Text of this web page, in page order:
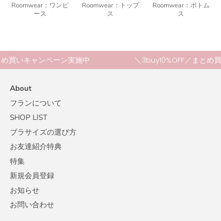
Roomwear：ワンピ
ース
Roomwear：トップ
ス
Roomwear：ボトム
ス
買いキャンペーン実施中 ＼3buy10%OFF／まとめ
About
フランについて
SHOP LIST
ブラサイズの選び方
お友達紹介特典
特集
新規会員登録
お知らせ
お問い合わせ